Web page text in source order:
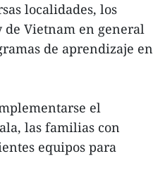
localidades, los
de Vietnam en general
de aprendizaje en
el
las familias con
equipos para